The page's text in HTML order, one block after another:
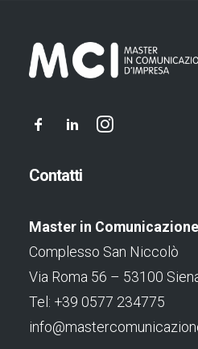
Contatti
Master in
Complesso San Niccolò
Via Roma 56 – 53100
Tel: +39 0577 234775